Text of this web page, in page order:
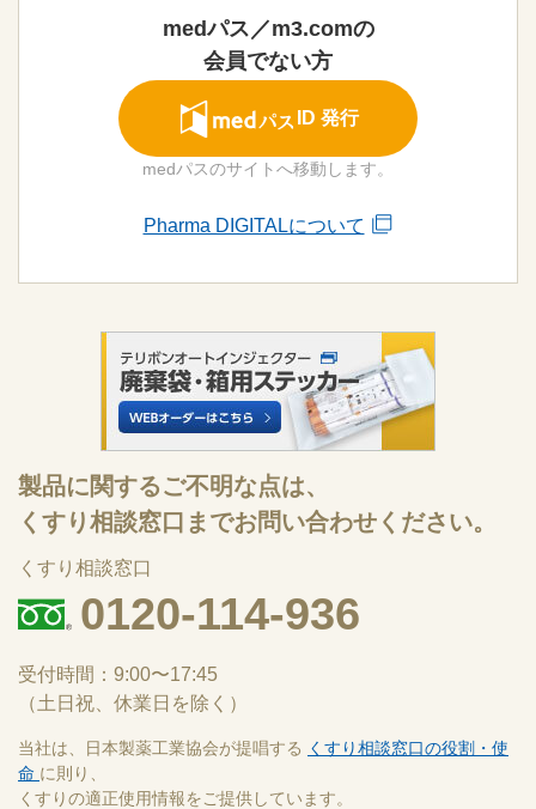
medパス／m3.comの
会員でない方
ID 発行
medパスのサイトへ移動します。
Pharma DIGITALについて
製品に関するご不明な点は、
くすり相談窓口までお問い合わせください。
くすり相談窓口
0120-114-936
受付時間：9:00〜17:45
（土日祝、休業日を除く）
当社は、日本製薬工業協会が提唱する くすり相談窓口の役割・使
命 に則り、
くすりの適正使用情報をご提供しています。